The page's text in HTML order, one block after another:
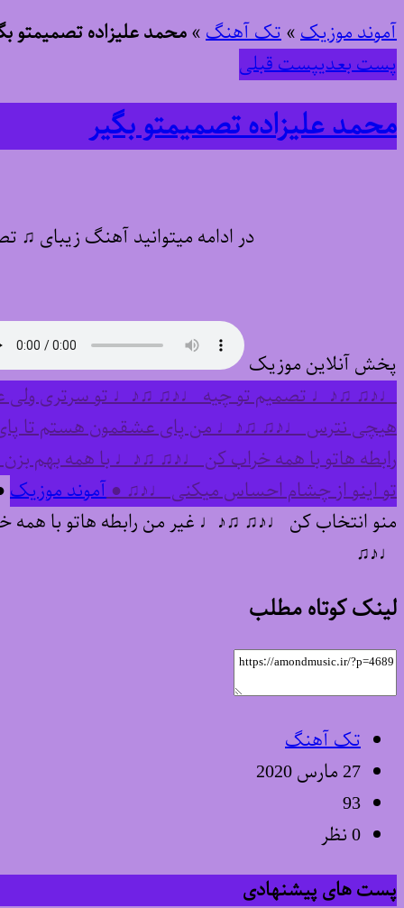
آموند موزیک»تک آهنگ»محمد علیزاده تصمیمتو
پست بعدیپست قبلی
محمد علیزاده تصمیمتو بگیر
در ادامه میتوانید آهنگ زیبای ♫
پخش آنلاین موزیک
♩♪♫ ♫♪♩ تصمیم تو چیه ♩♪♫ ♫♪♩ تو سرتری ولی
هیچی نترس ♩♪♫ ♫♪♩ من پای عشقمون هستم تا
رابطه هاتو با همه خراب کن ♩♪♫ ♫♪♩ با همه
تو اینو از چشام احساس میکنی ♩♪♫ ●آموند موزیک
منو انتخاب کن ♩♪♫ ♫♪♩ غیر من رابطه هاتو با
♩♪♫
لینک کوتاه مطلب
تک آهنگ
27 مارس 2020
93
0 نظر
پست های پیشنهادی